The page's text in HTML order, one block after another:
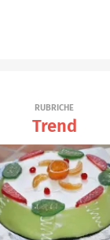
RUBRICHE
Trend